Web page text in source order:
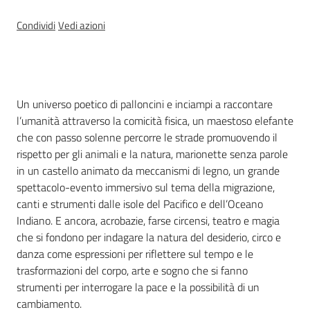
Argomenti
Novità
Servizi
Leggi Atti Bandi
Piani Programmi
Progetti
CondividiVedi azioni
Introduzione
Un universo poetico di palloncini e inciampi a raccontare
l’umanità attraverso la comicità fisica, un maestoso elefante
che con passo solenne percorre le strade promuovendo il
rispetto per gli animali e la natura, marionette senza parole
in un castello animato da meccanismi di legno, un grande
spettacolo-evento immersivo sul tema della migrazione,
canti e strumenti dalle isole del Pacifico e dell’Oceano
Indiano. E ancora, acrobazie, farse circensi, teatro e magia
che si fondono per indagare la natura del desiderio, circo e
danza come espressioni per riflettere sul tempo e le
trasformazioni del corpo, arte e sogno che si fanno
strumenti per interrogare la pace e la possibilità di un
cambiamento.